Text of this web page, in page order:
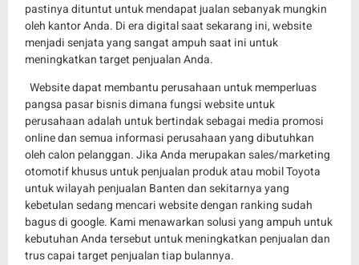
pastinya dituntut untuk mendapat jualan sebanyak mungkin
oleh kantor Anda. Di era digital saat sekarang ini, website
menjadi senjata yang sangat ampuh saat ini untuk
meningkatkan target penjualan Anda.
Website dapat membantu perusahaan untuk memperluas
pangsa pasar bisnis dimana fungsi website untuk
perusahaan adalah untuk bertindak sebagai media promosi
online dan semua informasi perusahaan yang dibutuhkan
oleh calon pelanggan. Jika Anda merupakan sales/marketing
otomotif khusus untuk penjualan produk atau mobil Toyota
untuk wilayah penjualan Banten dan sekitarnya yang
kebetulan sedang mencari website dengan ranking sudah
bagus di google. Kami menawarkan solusi yang ampuh untuk
kebutuhan Anda tersebut untuk meningkatkan penjualan dan
trus capai target penjualan tiap bulannya.